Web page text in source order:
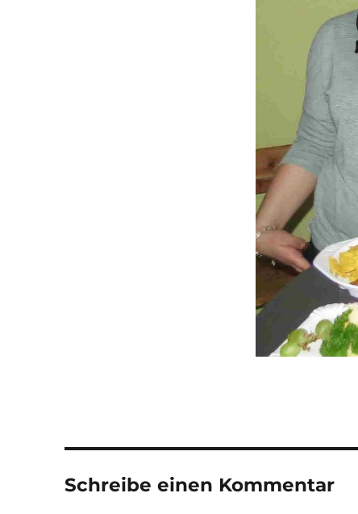
Schreibe einen Kommentar